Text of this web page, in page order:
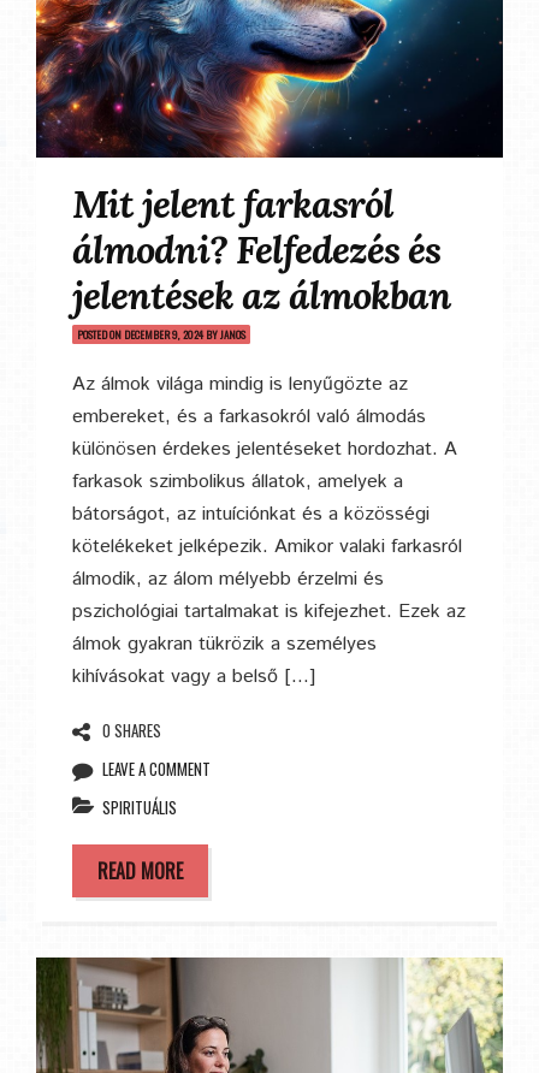
Mit jelent farkasról
álmodni? Felfedezés és
jelentések az álmokban
POSTED ON DECEMBER 9, 2024BYJANOS
Az álmok világa mindig is lenyűgözte az
embereket, és a farkasokról való álmodás
különösen érdekes jelentéseket hordozhat. A
farkasok szimbolikus állatok, amelyek a
bátorságot, az intuíciónkat és a közösségi
kötelékeket jelképezik. Amikor valaki farkasról
álmodik, az álom mélyebb érzelmi és
pszichológiai tartalmakat is kifejezhet. Ezek az
álmok gyakran tükrözik a személyes
kihívásokat vagy a belső […]
0 SHARES
LEAVE A COMMENT
SPIRITUÁLIS
READ MORE